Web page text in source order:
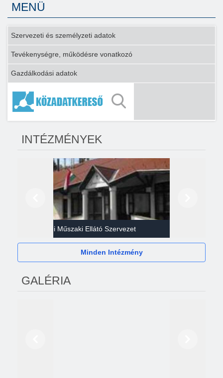
MENÜ
Szervezeti és személyzeti adatok
Tevékenységre, működésre vonatkozó
Gazdálkodási adatok
INTÉZMÉNYEK
Gazdasági Műszaki Ellátó Szervezet
Minden Intézmény
GALÉRIA